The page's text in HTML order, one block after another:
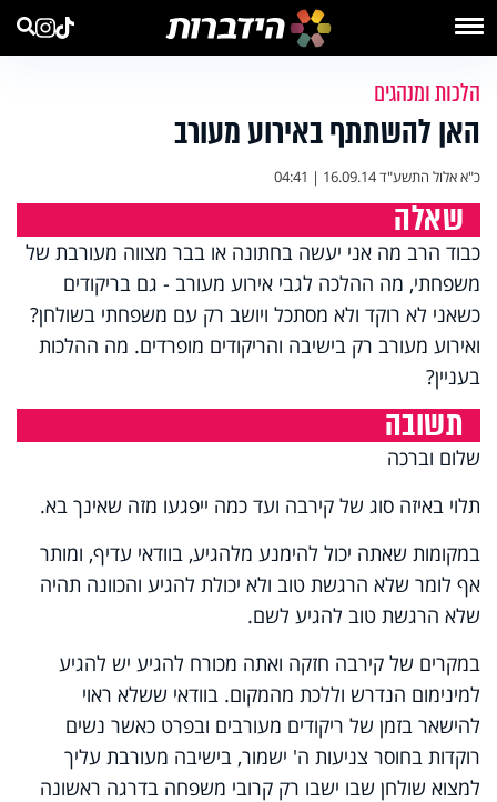
הלכות ומנהגים
האן להשתתף באירוע מעורב
כ"א אלול התשע"ד16.09.14 | 04:41
שאלה
כבוד הרב מה אני יעשה בחתונה או בבר מצווה מעורבת של
משפחתי, מה ההלכה לגבי אירוע מעורב - גם בריקודים
כשאני לא רוקד ולא מסתכל ויושב רק עם משפחתי בשולחן?
ואירוע מעורב רק בישיבה והריקודים מופרדים. מה ההלכות
בעניין?
תשובה
שלום וברכה
תלוי באיזה סוג של קירבה ועד כמה ייפגעו מזה שאינך בא.
במקומות שאתה יכול להימנע מלהגיע, בוודאי עדיף, ומותר
אף לומר שלא הרגשת טוב ולא יכולת להגיע והכוונה תהיה
שלא הרגשת טוב להגיע לשם.
במקרים של קירבה חזקה ואתה מכורח להגיע יש להגיע
למינימום הנדרש וללכת מהמקום. בוודאי ששלא ראוי
להישאר בזמן של ריקודים מעורבים ובפרט כאשר נשים
רוקדות בחוסר צניעות ה' ישמור, בישיבה מעורבת עליך
למצוא שולחן שבו ישבו רק קרובי משפחה בדרגה ראשונה